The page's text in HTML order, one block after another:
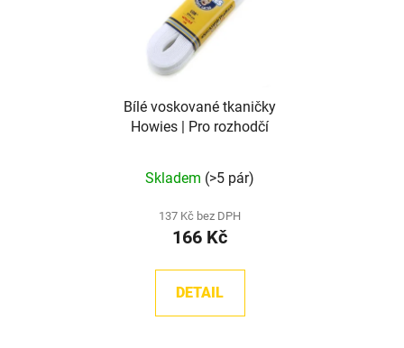
Bílé voskované tkaničky
Howies | Pro rozhodčí
Skladem (>5 pár)
137 Kč bez DPH
166 Kč
DETAIL